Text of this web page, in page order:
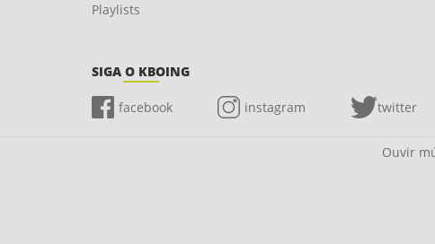
Playlists
SIGA O KBOING
facebook instagram twitter
Ouvir